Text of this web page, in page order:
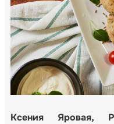
Ксения Яровая,